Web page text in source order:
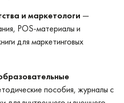
и маркетологи —
POS-материалы и
для маркетинговых
пособия, журналы с